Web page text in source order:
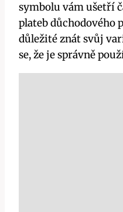
symbolu vám ušetří
plateb důchodového
důležité znát svůj
se, že je správně